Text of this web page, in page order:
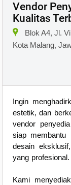
Vendor
Kualitas
Blok A4, Jl.
Kota Malang,
Ingin
estetik, dan
vendor
siap membantu
desain
yang profesional.
Kami